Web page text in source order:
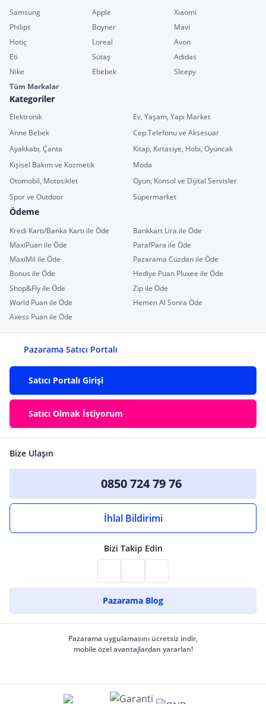
Samsung Apple
Xiaomi
Philips
Boyner
Mavi
Hotiç
Loreal
Avon
Eti
Sütaş
Adidas
Nike
Ebebek
Sleepy
Tüm Markalar
Kategoriler
Elektronik
Ev, Yaşam, Yapı Market
Anne Bebek
Cep Telefonu ve Aksesuar
Ayakkabı, Çanta
Kitap, Kırtasiye, Hobi, Oyuncak
Kişisel Bakım ve Kozmetik
Moda
Otomobil, Motosiklet
Oyun, Konsol ve Dijital Servisler
Spor ve Outdoor
Süpermarket
Ödeme
Kredi Kartı/Banka Kartı ile Öde
Bankkart Lira ile Öde
MaxiPuan ile Öde
ParafPara ile Öde
MaxiMil ile Öde
Pazarama Cüzdan ile Öde
Bonus ile Öde
Hediye Puan Pluxee ile Öde
Shop&Fly ile Öde
Zip ile Öde
World Puan ile Öde
Hemen Al Sonra Öde
Axess Puan ile Öde
Pazarama Satıcı Portalı
Satıcı Portalı Girişi
Satıcı Olmak İstiyorum
Bize Ulaşın
0850 724 79 76
İhlal Bildirimi
Bizi Takip Edin
Pazarama Blog
Pazarama uygulamasını ücretsiz indir,
mobile özel avantajlardan yararlan!